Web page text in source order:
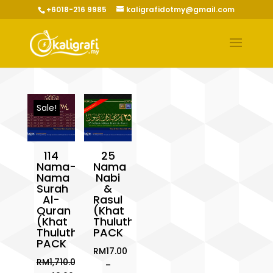
+6018-216 9985 kaligrafidotmy@gmail.com
Sale!
114
Nama-
Nama
Surah
Al-
Quran
(Khat
Thuluth)
PACK
RM1,710.00
25
Nama
Nabi
&
Rasul
(Khat
Thuluth)
PACK
RM17.00
–